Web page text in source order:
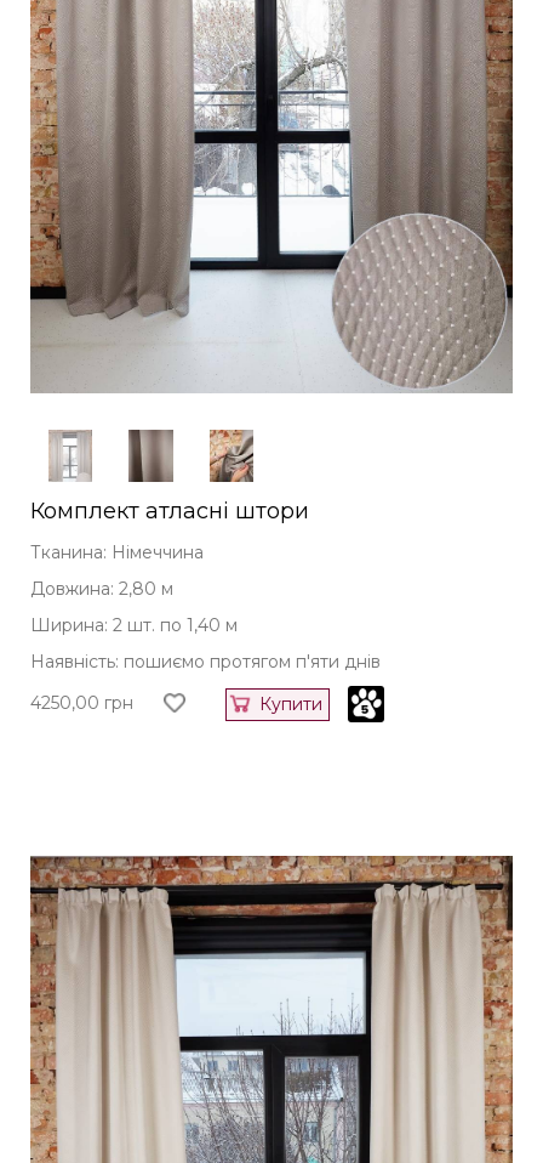
Комплект атласні штори
Тканина: Німеччина
Довжина: 2,80 м
Ширина: 2 шт. по 1,40 м
Наявність: пошиємо протягом п'яти днів
4250,00 грн Купити